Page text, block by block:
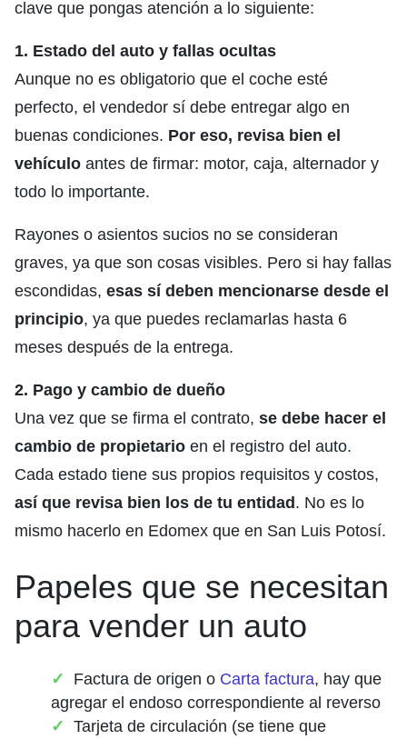
clave que pongas atención a lo siguiente:
1. Estado del auto y fallas ocultas
Aunque no es obligatorio que el coche esté
perfecto, el vendedor sí debe entregar algo en
buenas condiciones. Por eso, revisa bien el
vehículo antes de firmar: motor, caja, alternador y
todo lo importante.
Rayones o asientos sucios no se consideran
graves, ya que son cosas visibles. Pero si hay fallas
escondidas, esas sí deben mencionarse desde el
principio, ya que puedes reclamarlas hasta 6
meses después de la entrega.
2. Pago y cambio de dueño
Una vez que se firma el contrato, se debe hacer el
cambio de propietario en el registro del auto.
Cada estado tiene sus propios requisitos y costos,
así que revisa bien los de tu entidad. No es lo
mismo hacerlo en Edomex que en San Luis Potosí.
Papeles que se necesitan
para vender un auto
Factura de origen o Carta factura, hay que
agregar el endoso correspondiente al reverso
Tarjeta de circulación (se tiene que